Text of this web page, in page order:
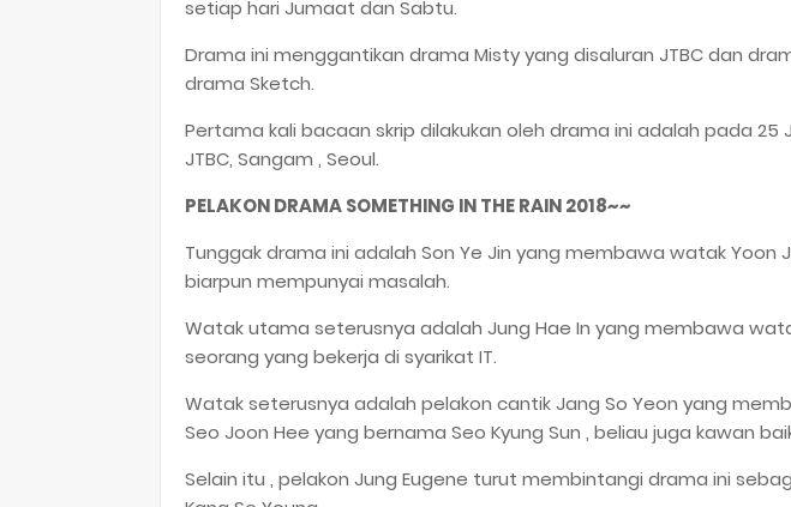
setiap hari Jumaat dan Sabtu.
Drama ini menggantikan drama Misty yang disaluran JTBC dan
drama Sketch.
Pertama kali bacaan skrip dilakukan oleh drama ini adalah pada 25
JTBC, Sangam , Seoul.
PELAKON DRAMA SOMETHING IN THE RAIN 2018~~
Tunggak drama ini adalah Son Ye Jin yang membawa watak Yoon
biarpun mempunyai masalah.
Watak utama seterusnya adalah Jung Hae In yang membawa
seorang yang bekerja di syarikat IT.
Watak seterusnya adalah pelakon cantik Jang So Yeon yang
Seo Joon Hee yang bernama Seo Kyung Sun , beliau juga kawan
Selain itu , pelakon Jung Eugene turut membintangi drama ini